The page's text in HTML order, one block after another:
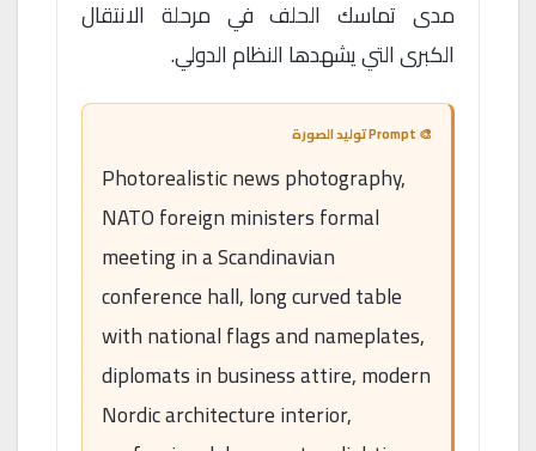
مدى تماسك الحلف في مرحلة الانتقال
الكبرى التي يشهدها النظام الدولي.
🎨 Prompt توليد الصورة
Photorealistic news photography,
NATO foreign ministers formal
meeting in a Scandinavian
conference hall, long curved table
with national flags and nameplates,
diplomats in business attire, modern
Nordic architecture interior,